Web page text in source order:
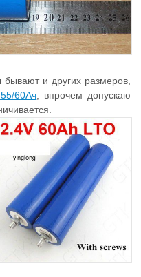
и других размеров,
60Ач , впрочем допускаю